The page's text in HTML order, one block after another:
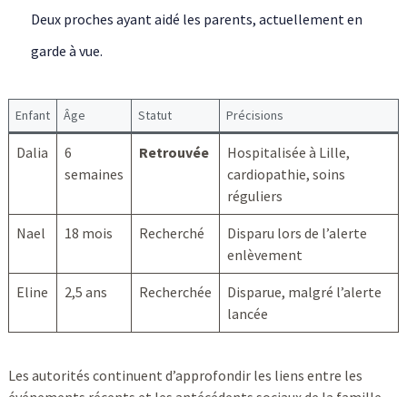
Deux proches ayant aidé les parents, actuellement en
garde à vue.
Enfant Âge Statut Précisions
Dalia
6
semaines
Retrouvée
Hospitalisée à Lille,
cardiopathie, soins
réguliers
Nael 18 mois Recherché
Disparu lors de l’alerte
enlèvement
Eline 2,5 ans Recherchée
Disparue, malgré l’alerte
lancée
Les autorités continuent d’approfondir les liens entre les